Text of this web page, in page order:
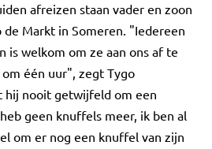
afreizen staan vader en zoon
Markt in Someren. "Iedereen
is welkom om ze aan ons af te
één uur", zegt Tygo
hij nooit getwijfeld om een
geen knuffels meer, ik ben al
om er nog een knuffel van zijn